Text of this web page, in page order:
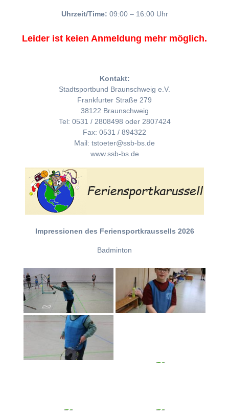
Uhrzeit/Time: 09:00 – 16:00 Uhr
Leider ist keien Anmeldung mehr möglich.
Kontakt:
Stadtsportbund Braunschweig e.V.
Frankfurter Straße 279
38122 Braunschweig
Tel: 0531 / 2808498 oder 2807424
Fax: 0531 / 894322
Mail: tstoeter@ssb-bs.de
www.ssb-bs.de
Impressionen des Feriensportkraussells 2026
Badminton